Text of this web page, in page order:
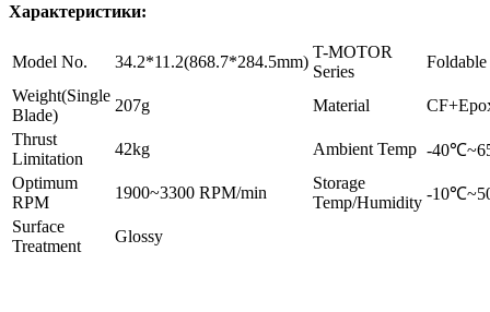
Характеристики:
Model No. 34.2*11.2(868.7*284.5mm)
T-MOTOR
Series
Foldable
Weight(Single
Blade)
207g Material
Thrust
Limitation
42kg Ambient Temp -
Optimum
RPM
1900~3300 RPM/min
Storage
Temp/Humidity -
Surface
Treatment
Glossy